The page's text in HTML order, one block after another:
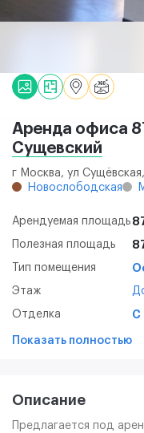
Аренда офиса
Сущевский
г Москва, ул
Новослободская
Арендуемая площадь
Полезная площадь
Тип помещения
Этаж
Отделка С
Показать полностью
Описание
Предлагается под